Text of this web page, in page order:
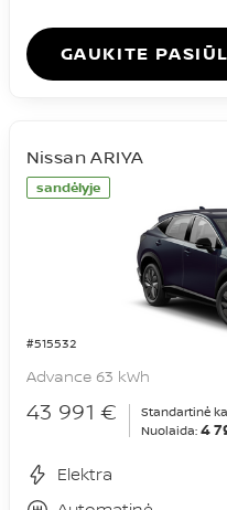
GAUKITE
sandėlyje
#515532
Nissan ARIYA
Advance 63 kWh
43 991 € Standartinė
Nuolaida: 4
Elektra